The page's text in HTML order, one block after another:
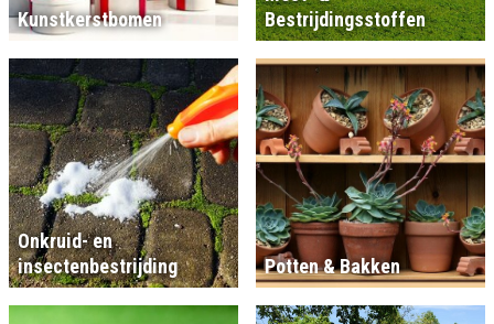
Kunstkerstbomen
Bestrijdingsstoffen
Onkruid- en
insectenbestrijding
Potten & Bakken